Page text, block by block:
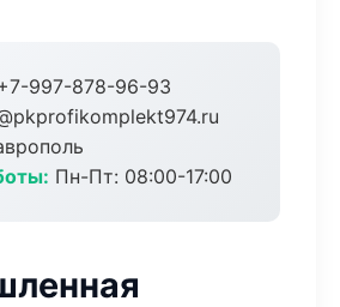
997-878-96-93
Пн-Пт: 08:00-17:00